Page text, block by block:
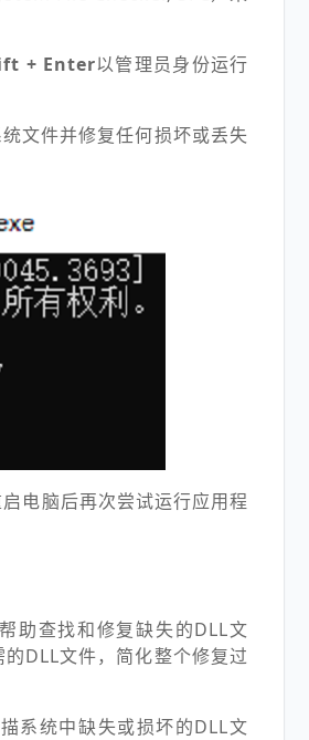
+ Enter以管理员身份运行
文件并修复任何损坏或丢失
电脑后再次尝试运行应用程
助查找和修复缺失的DLL文
DLL文件，简化整个修复过
系统中缺失或损坏的DLL文